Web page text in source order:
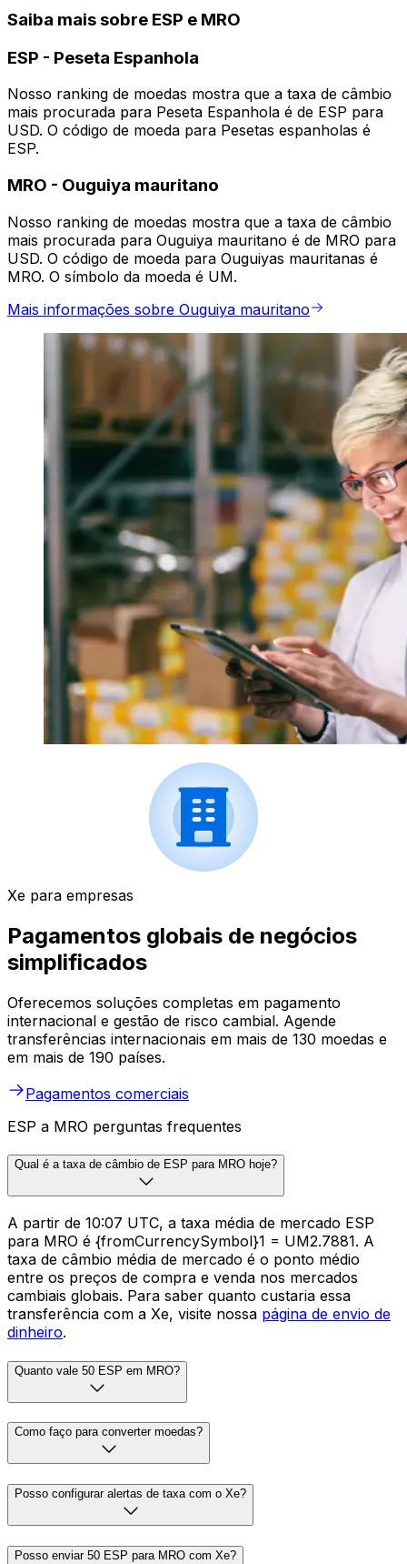
Saiba mais sobre ESP e MRO
ESP - Peseta Espanhola
Nosso ranking de moedas mostra que a taxa de câmbio
mais procurada para Peseta Espanhola é de ESP para
USD. O código de moeda para Pesetas espanholas é
ESP.
MRO - Ouguiya mauritano
Nosso ranking de moedas mostra que a taxa de câmbio
mais procurada para Ouguiya mauritano é de MRO para
USD. O código de moeda para Ouguiyas mauritanas é
MRO. O símbolo da moeda é UM.
Mais informações sobre Ouguiya mauritano
Xe para empresas
Pagamentos globais de negócios
simplificados
Oferecemos soluções completas em pagamento
internacional e gestão de risco cambial. Agende
transferências internacionais em mais de 130 moedas e
em mais de 190 países.
Pagamentos comerciais
ESP a MRO perguntas frequentes
Qual é a taxa de câmbio de ESP para MRO hoje?
A partir de 10:07 UTC, a taxa média de mercado ESP
para MRO é {fromCurrencySymbol}1 = UM2.7881. A
taxa de câmbio média de mercado é o ponto médio
entre os preços de compra e venda nos mercados
cambiais globais. Para saber quanto custaria essa
transferência com a Xe, visite nossa página de envio de
dinheiro.
Quanto vale 50 ESP em MRO?
Como faço para converter moedas?
Posso configurar alertas de taxa com o Xe?
Posso enviar 50 ESP para MRO com Xe?